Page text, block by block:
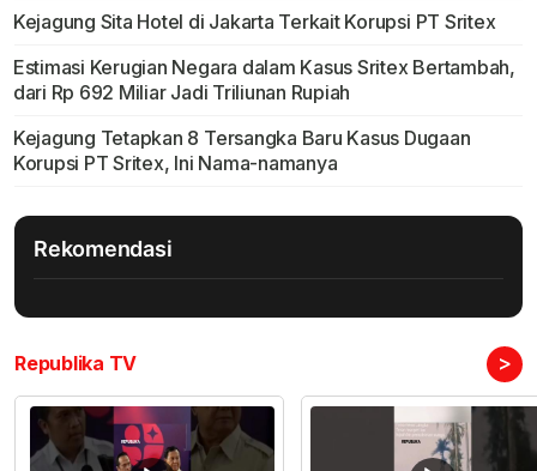
Kejagung Sita Hotel di Jakarta Terkait Korupsi PT Sritex
Estimasi Kerugian Negara dalam Kasus Sritex Bertambah,
dari Rp 692 Miliar Jadi Triliunan Rupiah
Kejagung Tetapkan 8 Tersangka Baru Kasus Dugaan
Korupsi PT Sritex, Ini Nama-namanya
Rekomendasi
Republika TV >